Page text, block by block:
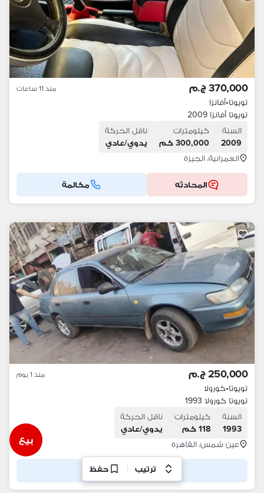
370,000 ج.م منذ 11 ساعات
تويوتا•أفانزا
تويوتا أفانزا 2009
السنة
2009
كيلومترات
300,000 كم
ناقل الحركة
يدوي/عادي
العمرانية، الجيزة
المحادثه مكالمة
250,000 ج.م منذ 1 يوم
تويوتا•كورولا
تويوتا كورولا 1993
السنة
1993
كيلومترات
118 كم
ناقل الحركة
يدوي/عادي
عين شمس، القاهرة
مكالمة
بيع
ترتيب حفظ